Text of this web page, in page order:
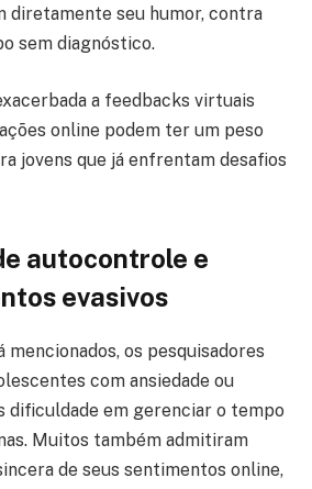
diretamente seu humor, contra
sem diagnóstico.
a feedbacks virtuais
online podem ter um peso
jovens que já enfrentam desafios
autocontrole e
evasivos
mencionados, os pesquisadores
com ansiedade ou
dificuldade em gerenciar o tempo
Muitos também admitiram
de seus sentimentos online,